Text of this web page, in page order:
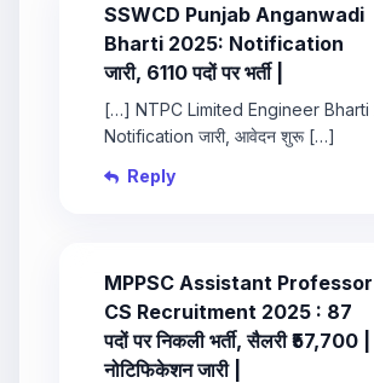
SSWCD Punjab Anganwadi
Bharti 2025: Notification
जारी, 6110 पदों पर भर्ती |
[…] NTPC Limited Engineer Bharti
Notification जारी, आवेदन शुरू […]
Reply
MPPSC Assistant Professor
CS Recruitment 2025 : 87
पदों पर निकली भर्ती, सैलरी ₹57,700 |
नोटिफिकेशन जारी |